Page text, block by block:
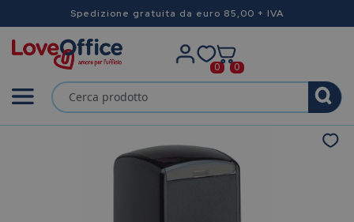
Spedizione gratuita da euro 85,00 + IVA
0 0